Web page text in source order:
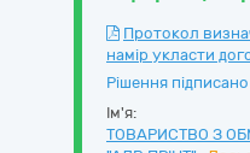
Протокол
намір укласти
Рішення підписано
Ім'я:
ТОВАРИСТВО З